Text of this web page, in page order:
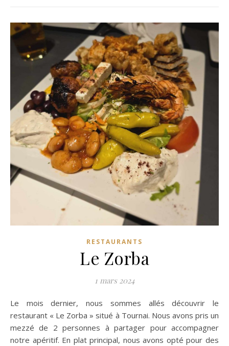
RESTAURANTS
Le Zorba
1 mars 2024
Le mois dernier, nous sommes allés découvrir le
restaurant « Le Zorba » situé à Tournai. Nous avons pris un
mezzé de 2 personnes à partager pour accompagner
notre apéritif. En plat principal, nous avons opté pour des